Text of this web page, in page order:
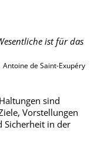
ist für das
Antoine de Saint-Exupéry
sind
Vorstellungen
Sicherheit in der